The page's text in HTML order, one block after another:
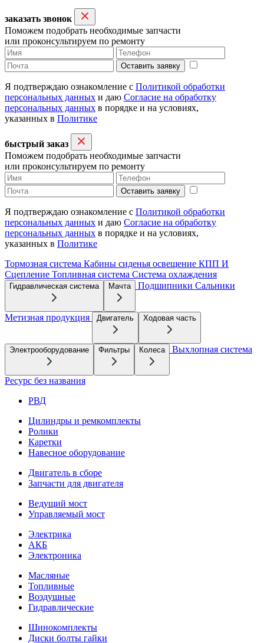
заказать звонок
Поможем подобрать необходимые запчасти
или проконсультируем по ремонту
Оставить заявку
Я подтверждаю ознакомление с Политикой обработки
персональных данных и даю Согласие на обработку
персональных данных в порядке и на условиях,
указанных в Политике
быстрый заказ
Поможем подобрать необходимые запчасти
или проконсультируем по ремонту
Оставить заявку
Я подтверждаю ознакомление с Политикой обработки
персональных данных и даю Согласие на обработку
персональных данных в порядке и на условиях,
указанных в Политике
Тормозная система Кабины сиденья освещение КПП И
Сцепление Топливная система Система охлаждения
Гидравлическая система Мачта Подшипники Сальники
Метизная продукция Двигатель Ходовая часть
Электрооборудование Фильтры Колеса Выхлопная система
Ресурс без названия
РВД
Цилиндры и ремкомплекты
Ролики
Каретки
Навесное оборудование
Двигатель в сборе
Запчасти для двигателя
Ведущий мост
Управляемый мост
Электрика
АКБ
Электроника
Масляные
Топливные
Воздушные
Гидравлические
Шинокомплекты
Диски болты гайки